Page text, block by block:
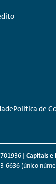
Politica de
| Capitais e
6636 (único